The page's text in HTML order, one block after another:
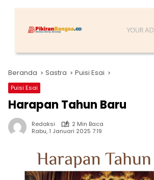
Beranda Sastra Puisi Esai
Puisi Esai
Harapan Tahun Baru
Redaksi
2 Min Baca
Rabu, 1 Januari 2025 7:19